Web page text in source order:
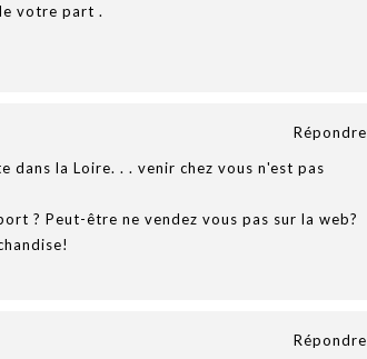
votre part .
Répondre
la Loire. . . venir chez vous n'est pas
? Peut-être ne vendez vous pas sur la web?
Répondre